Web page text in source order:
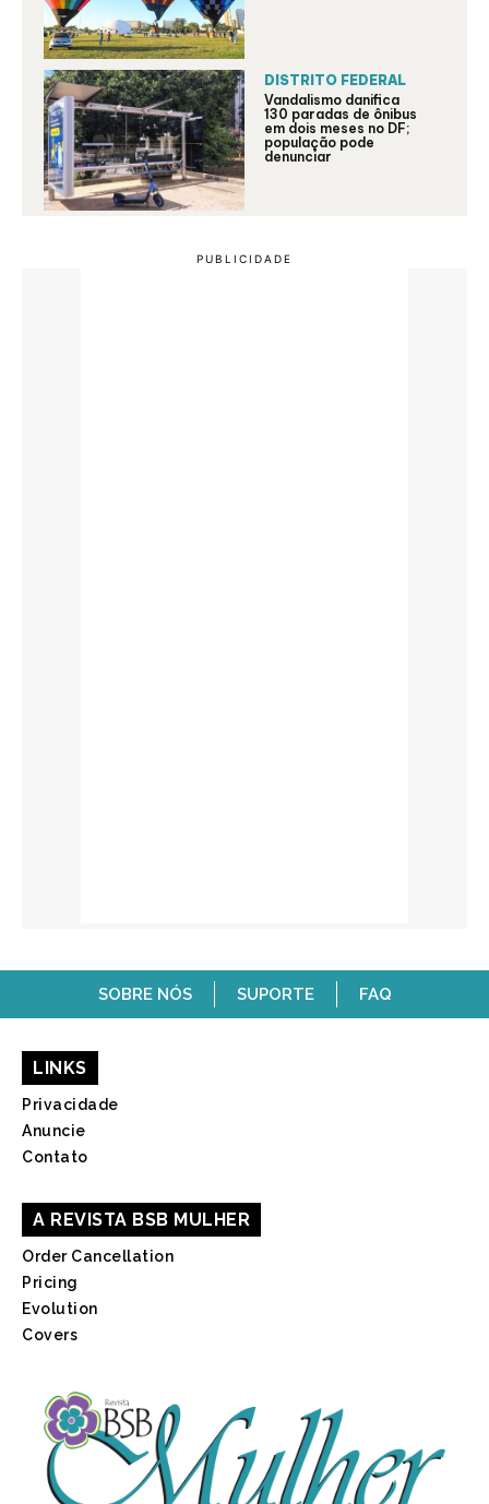
DISTRITO FEDERAL
Vandalismo danifica
130 paradas de ônibus
em dois meses no DF;
população pode
denunciar
SOBRE NÓS SUPORTE FAQ
LINKS
Privacidade
Anuncie
Contato
A REVISTA BSB MULHER
Order Cancellation
Pricing
Evolution
Covers